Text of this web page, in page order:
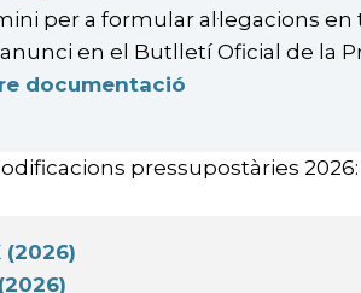
per a formular al·legacions
en el Butlletí Oficial de la
documentació
pressupostàries 2026:
(2026)